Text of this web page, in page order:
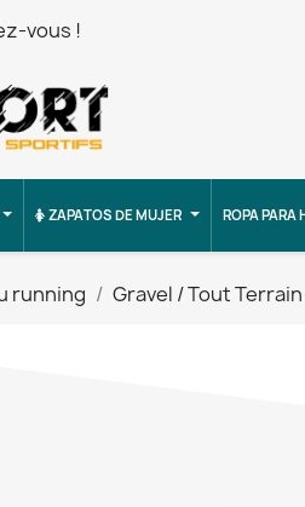
vous !
ZAPATOS DE MUJER ROPA PARA
running Gravel / Tout Terrain